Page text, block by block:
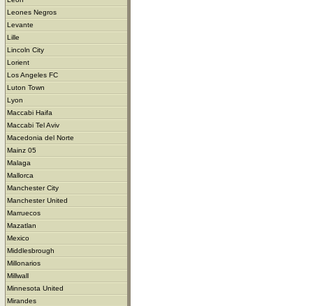
Leones Negros
Levante
Lille
Lincoln City
Lorient
Los Angeles FC
Luton Town
Lyon
Maccabi Haifa
Maccabi Tel Aviv
Macedonia del Norte
Mainz 05
Malaga
Mallorca
Manchester City
Manchester United
Marruecos
Mazatlan
Mexico
Middlesbrough
Millonarios
Millwall
Minnesota United
Mirandes